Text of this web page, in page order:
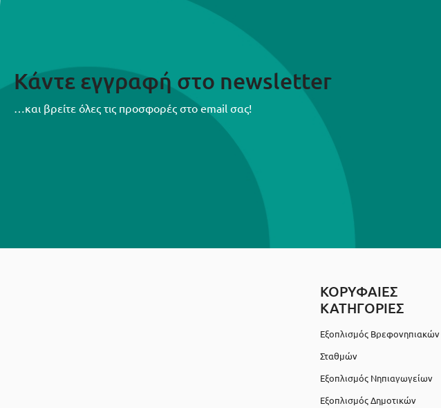
Κάντε εγγραφή στο newsletter
…και βρείτε όλες τις προσφορές στο email σας!
ΚΟΡΥΦΑΙΕΣ
ΚΑΤΗΓΟΡΙΕΣ
Εξοπλισμός Βρεφονηπιακών
Σταθμών
Εξοπλισμός Νηπιαγωγείων
Εξοπλισμός Δημοτικών